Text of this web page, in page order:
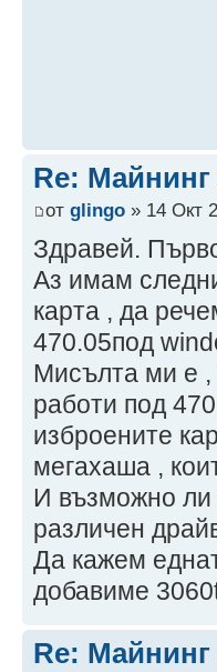
Re:
от glingo » 14 Окт
Здравей.
Аз имам
карта , да
470.05под
Мисълта ми е ,
работи под
изброените
мегахаша ,
И възможно ли
различен
Да кажем
добавиме
Re: